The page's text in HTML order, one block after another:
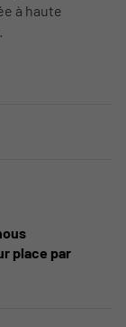
à haute
place par